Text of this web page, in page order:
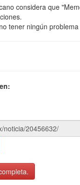
considera que
tener ningún